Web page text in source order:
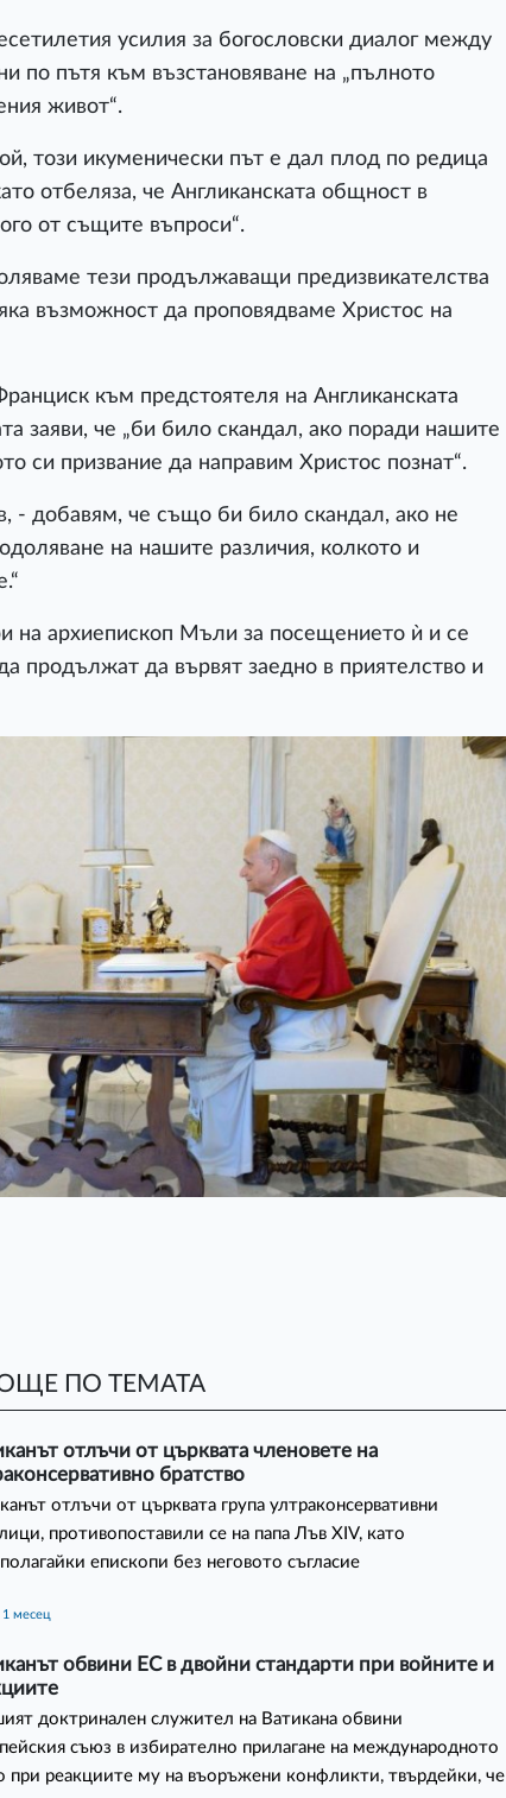
усилия за богословски диалог между
по пътя към възстановяване на „пълното
живот“.
този икуменически път е дал плод по редица
отбеляза, че Англиканската общност в
от същите въпроси“.
тези продължаващи предизвикателства
възможност да проповядваме Христос на
към предстоятеля на Англиканската
заяви, че „би било скандал, ако поради нашите
си призвание да направим Христос познат“.
- добавям, че също би било скандал, ако не
на нашите различия, колкото и
на архиепископ Мъли за посещението ѝ и се
продължат да вървят заедно в приятелство и
ПО ТЕМАТА
отлъчи от църквата членовете на
братство
отлъчи от църквата група ултраконсервативни
противопоставили се на папа Лъв XIV, като
епископи без неговото съгласие
1 месец
обвини ЕС в двойни стандарти при войните и
доктринален служител на Ватикана обвини
съюз в избирателно прилагане на международното
при реакциите му на въоръжени конфликти, твърдейки, че